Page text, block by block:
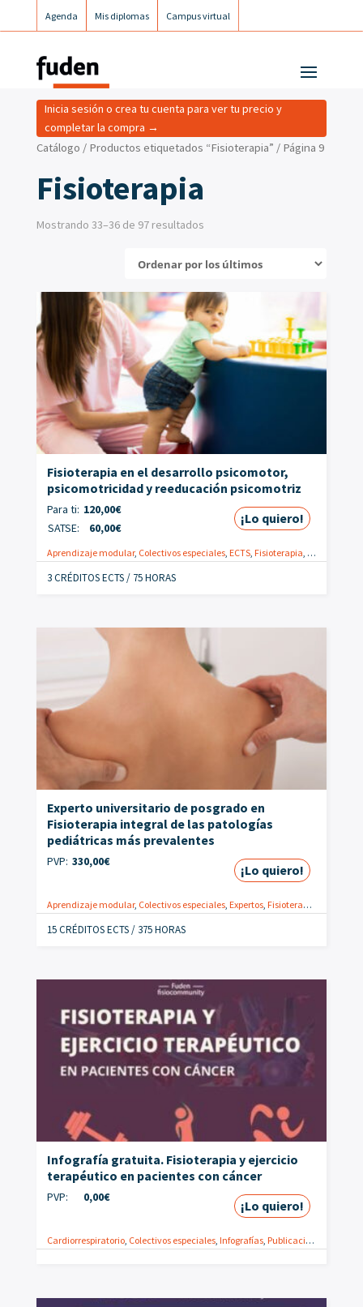
Agenda Mis diplomas Campus virtual
Catálogo / Productos etiquetados “Fisioterapia” / Página 9
Fisioterapia
Inicia sesión o crea tu cuenta para ver tu precio y
completar la compra →
Mostrando 33–36 de 97 resultados
Fisioterapia en el desarrollo psicomotor,
psicomotricidad y reeducación psicomotriz
Para ti: 120,00€
SATSE:
60,00€
¡Lo quiero!
Aprendizaje modular, Colectivos especiales, ECTS, Fisioterapia, Online
3 CRÉDITOS ECTS / 75 HORAS
Experto universitario de posgrado en
Fisioterapia integral de las patologías
pediátricas más prevalentes
PVP: 330,00€
¡Lo quiero!
Aprendizaje modular, Colectivos especiales, Expertos, Fisioterapia
15 CRÉDITOS ECTS / 375 HORAS
Infografía gratuita. Fisioterapia y ejercicio
terapéutico en pacientes con cáncer
PVP: 0,00€
¡Lo quiero!
Cardiorrespiratorio, Colectivos especiales, Infografías, Publicaciones gratuitas